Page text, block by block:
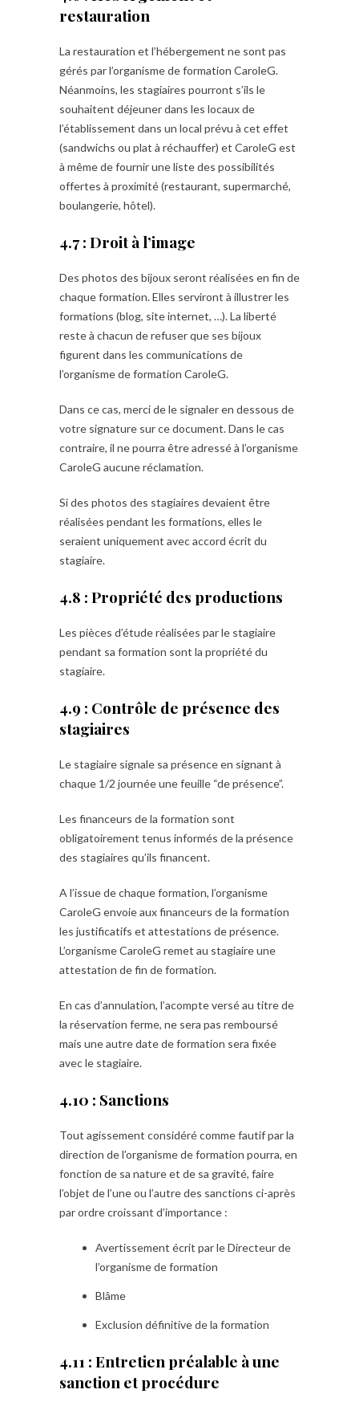
restauration
La restauration et l’hébergement ne sont pas
gérés par l’organisme de formation CaroleG.
Néanmoins, les stagiaires pourront s’ils le
souhaitent déjeuner dans les locaux de
l’établissement dans un local prévu à cet effet
(sandwichs ou plat à réchauffer) et CaroleG est
à même de fournir une liste des possibilités
offertes à proximité (restaurant, supermarché,
boulangerie, hôtel).
4.7 : Droit à l’image
Des photos des bijoux seront réalisées en fin de
chaque formation. Elles serviront à illustrer les
formations (blog, site internet, …). La liberté
reste à chacun de refuser que ses bijoux
figurent dans les communications de
l’organisme de formation CaroleG.
Dans ce cas, merci de le signaler en dessous de
votre signature sur ce document. Dans le cas
contraire, il ne pourra être adressé à l’organisme
CaroleG aucune réclamation.
Si des photos des stagiaires devaient être
réalisées pendant les formations, elles le
seraient uniquement avec accord écrit du
stagiaire.
4.8 : Propriété des productions
Les pièces d’étude réalisées par le stagiaire
pendant sa formation sont la propriété du
stagiaire.
4.9 : Contrôle de présence des
stagiaires
Le stagiaire signale sa présence en signant à
chaque 1/2 journée une feuille “de présence”.
Les financeurs de la formation sont
obligatoirement tenus informés de la présence
des stagiaires qu’ils financent.
A l’issue de chaque formation, l’organisme
CaroleG envoie aux financeurs de la formation
les justificatifs et attestations de présence.
L’organisme CaroleG remet au stagiaire une
attestation de fin de formation.
En cas d’annulation, l’acompte versé au titre de
la réservation ferme, ne sera pas remboursé
mais une autre date de formation sera fixée
avec le stagiaire.
4.10 : Sanctions
Tout agissement considéré comme fautif par la
direction de l’organisme de formation pourra, en
fonction de sa nature et de sa gravité, faire
l’objet de l’une ou l’autre des sanctions ci-après
par ordre croissant d’importance :
Avertissement écrit par le Directeur de
l’organisme de formation
Blâme
Exclusion définitive de la formation
4.11 : Entretien préalable à une
sanction et procédure